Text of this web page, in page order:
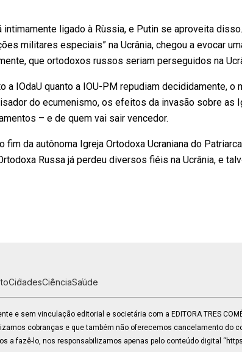
ligado à Rùssia, e Putin se aproveita
militares especiais” na Ucrânia, chegou a evocar
que ortodoxos russos seriam perseguidos na
a IOdaU quanto a IOU-PM repudiam decididamente, o
do ecumenismo, os efeitos da invasão sobre as
– e de quem vai sair vencedor.
da autônoma Igreja Ortodoxa Ucraniana do
Russa já perdeu diversos fiéis na Ucrânia, e
CidadesCiênciaSaúde
e sem vinculação editorial e societária com a EDITORA TRES
cobranças e que também não oferecemos cancelamento do
a fazê-lo, nos responsabilizamos apenas pelo conteúdo digital